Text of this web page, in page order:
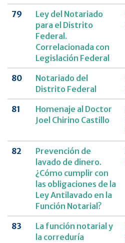
79
Ley del Notariado
para el Distrito
Federal.
Correlacionada con
Legislación Federal
80
Notariado del
Distrito Federal
81
Homenaje al Doctor
Joel Chirino Castillo
82
Prevención de
lavado de dinero.
¿Cómo cumplir con
las obligaciones de la
Ley Antilavado en la
Función Notarial?
83
La función notarial y
la correduría